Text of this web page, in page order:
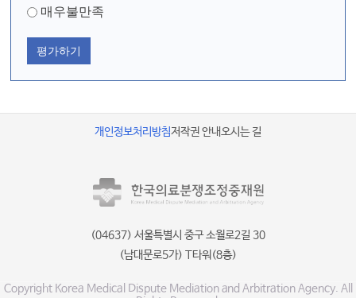
매우불만족
평가하기
개인정보처리방침저작권 안내오시는 길
(04637) 서울특별시 중구 소월로2길 30
(남대문로5가) T타워(8층)
Copyright Korea Medical Dispute Mediation and Arbitration Agency. All